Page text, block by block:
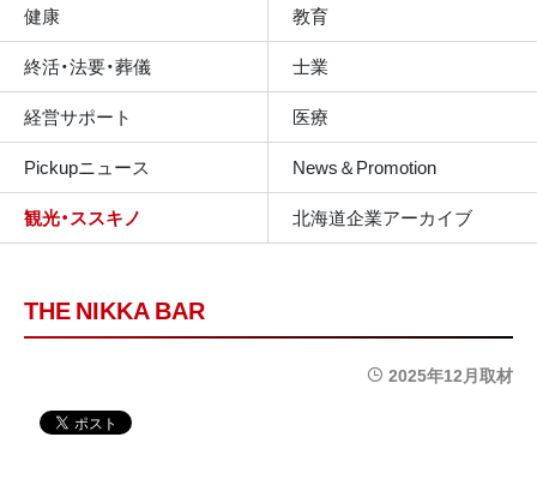
健康
教育
終活・法要・葬儀
士業
経営サポート
医療
Pickupニュース
News＆Promotion
観光・ススキノ
北海道企業アーカイブ
THE NIKKA BAR
2025年12月取材